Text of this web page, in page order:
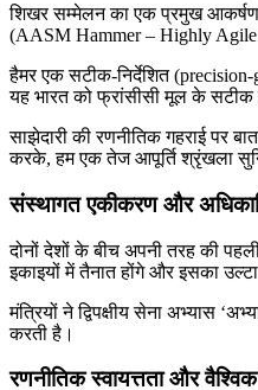
शिखर सम्मेलन का एक प्रमुख आकर्षण
(AASM Hammer – Highly Agile
हैमर एक सटीक-निर्देशित
यह भारत को फ्रांसीसी मूल के सटीक
साझेदारी की रणनीतिक गहराई पर
करके, हम एक तेज आपूर्ति श्रृंखला
संस्थागत एकीकरण और
दोनों देशों के बीच अपनी तरह की
इकाइयों में तैनात होंगे और इसका
मंत्रियों ने द्विपक्षीय सेना अभ्यास
करती है।
रणनीतिक स्वायत्तता और वैश्विक